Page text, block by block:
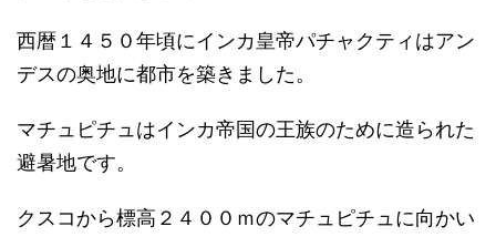
西暦１４５０年頃にインカ皇帝パチャクティはアン
デスの奥地に都市を築きました。
マチュピチュはインカ帝国の王族のために造られた
避暑地です。
クスコから標高２４００ｍのマチュピチュに向かい